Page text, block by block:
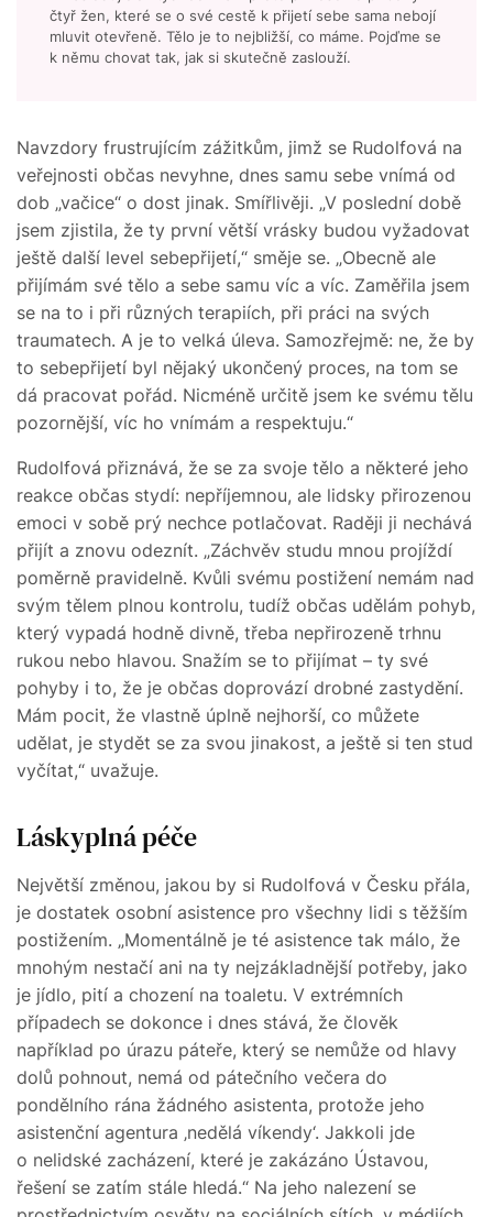
čtyř žen, které se o své cestě k přijetí sebe sama nebojí
mluvit otevřeně. Tělo je to nejbližší, co máme. Pojďme se
k němu chovat tak, jak si skutečně zaslouží.
Navzdory frustrujícím zážitkům, jimž se Rudolfová na
veřejnosti občas nevyhne, dnes samu sebe vnímá od
dob „vačice“ o dost jinak. Smířlivěji. „V poslední době
jsem zjistila, že ty první větší vrásky budou vyžadovat
ještě další level sebepřijetí,“ směje se. „Obecně ale
přijímám své tělo a sebe samu víc a víc. Zaměřila jsem
se na to i při různých terapiích, při práci na svých
traumatech. A je to velká úleva. Samozřejmě: ne, že by
to sebepřijetí byl nějaký ukončený proces, na tom se
dá pracovat pořád. Nicméně určitě jsem ke svému tělu
pozornější, víc ho vnímám a respektuju.“
Rudolfová přiznává, že se za svoje tělo a některé jeho
reakce občas stydí: nepříjemnou, ale lidsky přirozenou
emoci v sobě prý nechce potlačovat. Raději ji nechává
přijít a znovu odeznít. „Záchvěv studu mnou projíždí
poměrně pravidelně. Kvůli svému postižení nemám nad
svým tělem plnou kontrolu, tudíž občas udělám pohyb,
který vypadá hodně divně, třeba nepřirozeně trhnu
rukou nebo hlavou. Snažím se to přijímat – ty své
pohyby i to, že je občas doprovází drobné zastydění.
Mám pocit, že vlastně úplně nejhorší, co můžete
udělat, je stydět se za svou jinakost, a ještě si ten stud
vyčítat,“ uvažuje.
Láskyplná péče
Největší změnou, jakou by si Rudolfová v Česku přála,
je dostatek osobní asistence pro všechny lidi s těžším
postižením. „Momentálně je té asistence tak málo, že
mnohým nestačí ani na ty nejzákladnější potřeby, jako
je jídlo, pití a chození na toaletu. V extrémních
případech se dokonce i dnes stává, že člověk
například po úrazu páteře, který se nemůže od hlavy
dolů pohnout, nemá od pátečního večera do
pondělního rána žádného asistenta, protože jeho
asistenční agentura ‚nedělá víkendy‘. Jakkoli jde
o nelidské zacházení, které je zakázáno Ústavou,
řešení se zatím stále hledá.“ Na jeho nalezení se